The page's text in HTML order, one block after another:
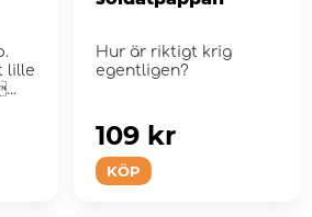
lille
Hur är riktigt krig
egentligen?
KÖP
109 kr